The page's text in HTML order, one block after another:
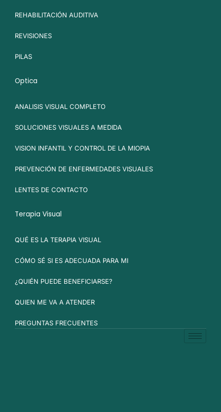
REHABILITACIÓN AUDITIVA
REVISIONES
PILAS
Optica
ANALISIS VISUAL COMPLETO
SOLUCIONES VISUALES A MEDIDA
VISION INFANTIL Y CONTROL DE LA MIOPIA
PREVENCIÓN DE ENFERMEDADES VISUALES
LENTES DE CONTACTO
Terapia Visual
QUÉ ES LA TERAPIA VISUAL
CÓMO SÉ SI ES ADECUADA PARA MI
¿QUIÉN PUEDE BENEFICIARSE?
QUIEN ME VA A ATENDER
PREGUNTAS FRECUENTES